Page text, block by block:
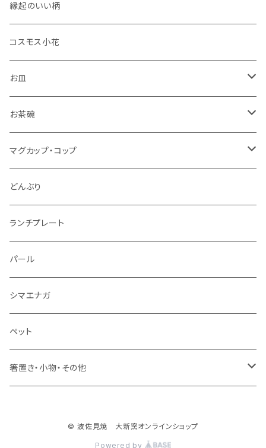
縁起のいい柄
コスモス小花
お皿
角皿
丸皿
仕切り皿
お茶碗
大サイズ
小サイズ
マグカップ・コップ
マグカップ（大）
マグカップ（小）
湯のみ
ミニカップ
どんぶり
ランチプレート
パール
シマエナガ
ペット
箸置き・小物・その他
© 波佐見焼 大新窯オンラインショップ
Powered by